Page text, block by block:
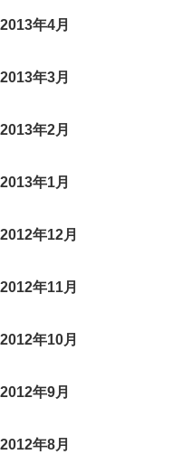
2013年4月
2013年3月
2013年2月
2013年1月
2012年12月
2012年11月
2012年10月
2012年9月
2012年8月